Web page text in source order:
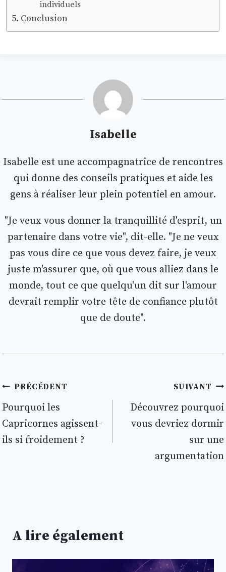
individuels
Conclusion
Isabelle
Isabelle est une accompagnatrice de rencontres
qui donne des conseils pratiques et aide les
gens à réaliser leur plein potentiel en amour.
"Je veux vous donner la tranquillité d'esprit, un
partenaire dans votre vie", dit-elle. "Je ne veux
pas vous dire ce que vous devez faire, je veux
juste m'assurer que, où que vous alliez dans le
monde, tout ce que quelqu'un dit sur l'amour
devrait remplir votre tête de confiance plutôt
que de doute".
Navigation
de
l’article
PRÉCÉDENT
Pourquoi les
Capricornes agissent-
ils si froidement ?
SUIVANT
Découvrez pourquoi
vous devriez dormir
sur une
argumentation
A lire également